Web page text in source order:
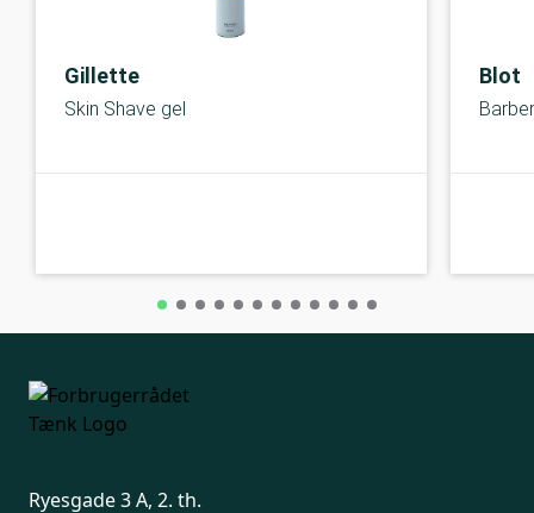
Gillette
Skin Shave gel
Blot
Ryesgade 3 A, 2. th.